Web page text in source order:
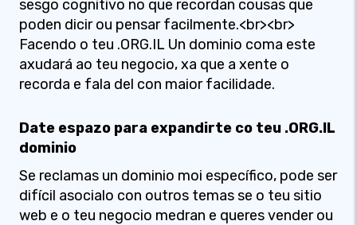
sesgo cognitivo no que recordan cousas que
poden dicir ou pensar facilmente.<br><br>
Facendo o teu .ORG.IL Un dominio coma este
axudará ao teu negocio, xa que a xente o
recorda e fala del con maior facilidade.
Date espazo para expandirte co teu .ORG.IL
dominio
Se reclamas un dominio moi específico, pode ser
difícil asocialo con outros temas se o teu sitio
web e o teu negocio medran e queres vender ou